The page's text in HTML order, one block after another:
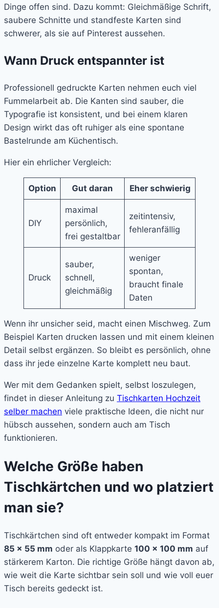
Dinge offen sind. Dazu kommt: Gleichmäßige Schrift,
saubere Schnitte und standfeste Karten sind
schwerer, als sie auf Pinterest aussehen.
Wann Druck entspannter ist
Professionell gedruckte Karten nehmen euch viel
Fummelarbeit ab. Die Kanten sind sauber, die
Typografie ist konsistent, und bei einem klaren
Design wirkt das oft ruhiger als eine spontane
Bastelrunde am Küchentisch.
Hier ein ehrlicher Vergleich:
Option Gut daran Eher schwierig
DIY
maximal
persönlich,
frei gestaltbar
zeitintensiv,
fehleranfällig
Druck
sauber,
schnell,
gleichmäßig
weniger
spontan,
braucht finale
Daten
Wenn ihr unsicher seid, macht einen Mischweg. Zum
Beispiel Karten drucken lassen und mit einem kleinen
Detail selbst ergänzen. So bleibt es persönlich, ohne
dass ihr jede einzelne Karte komplett neu baut.
Wer mit dem Gedanken spielt, selbst loszulegen,
findet in dieser Anleitung zu Tischkarten Hochzeit
selber machen viele praktische Ideen, die nicht nur
hübsch aussehen, sondern auch am Tisch
funktionieren.
Welche Größe haben
Tischkärtchen und wo platziert
man sie?
Tischkärtchen sind oft entweder kompakt im Format
85 × 55 mm oder als Klappkarte 100 × 100 mm auf
stärkerem Karton. Die richtige Größe hängt davon ab,
wie weit die Karte sichtbar sein soll und wie voll euer
Tisch bereits gedeckt ist.